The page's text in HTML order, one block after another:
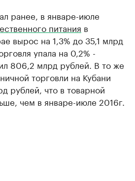
ранее, в январе-июле
питания в
вырос на 1,3% до 35,1 млрд
упала на 0,2% -
806,2 млрд рублей. В то же
торговли на Кубани
рублей, что в товарной
чем в январе-июле 2016г.